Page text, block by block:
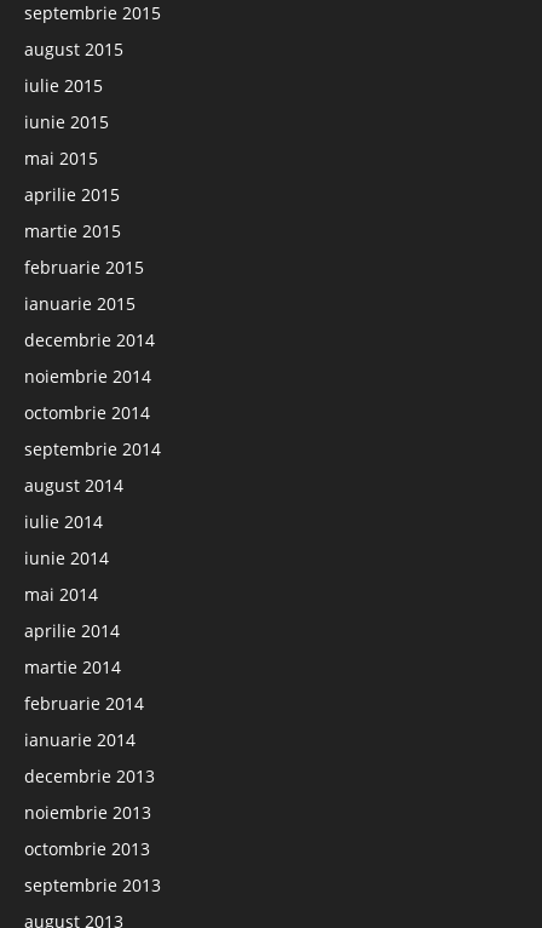
septembrie 2015
august 2015
iulie 2015
iunie 2015
mai 2015
aprilie 2015
martie 2015
februarie 2015
ianuarie 2015
decembrie 2014
noiembrie 2014
octombrie 2014
septembrie 2014
august 2014
iulie 2014
iunie 2014
mai 2014
aprilie 2014
martie 2014
februarie 2014
ianuarie 2014
decembrie 2013
noiembrie 2013
octombrie 2013
septembrie 2013
august 2013